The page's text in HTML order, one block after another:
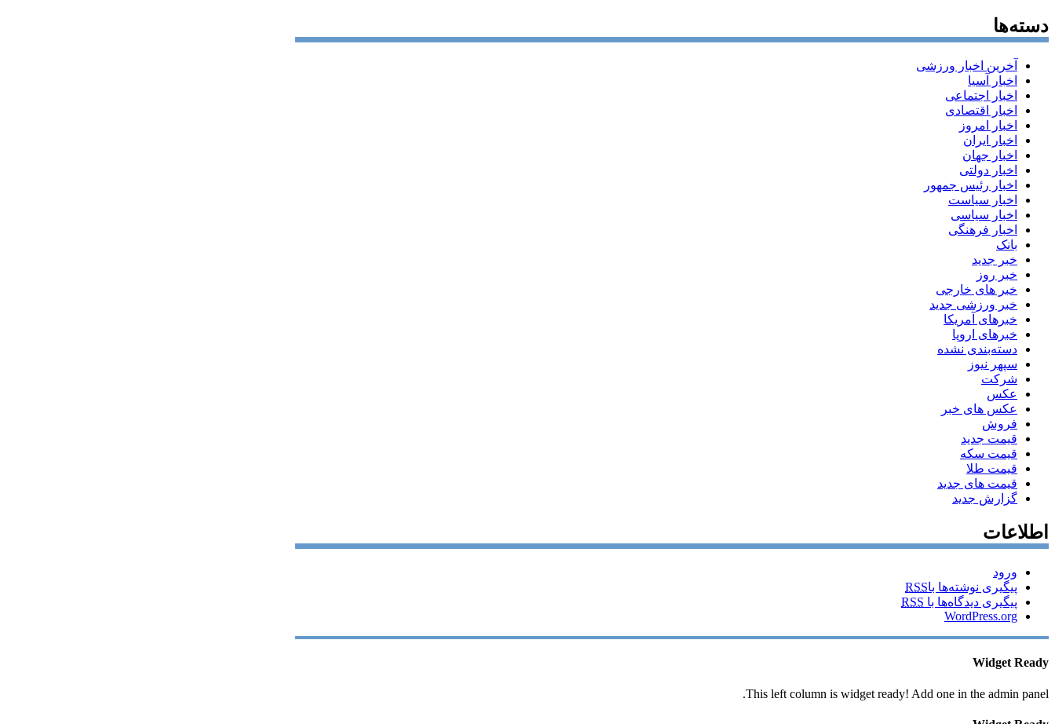
دسته‌ها
آخرین اخبار ورزشی
اخبار آسیا
اخبار اجتماعی
اخبار اقتصادی
اخبار امروز
اخبار ایران
اخبار جهان
اخبار دولتی
اخبار رئیس جمهور
اخبار سیاست
اخبار سیاسی
اخبار فرهنگی
بانک
خبر جدید
خبر روز
خبر های خارجی
خبر ورزشی جدید
خبرهای آمریکا
خبرهای اروپا
دسته‌بندی نشده
سپهر نیوز
شرکت
عکس
عکس های خبر
فروش
قیمت جدید
قیمت سکه
قیمت طلا
قیمت های جدید
گزارش جدید
اطلاعات
ورود
پیگیری نوشته‌ها باRSS
پیگیری دیدگاه‌ها با RSS
WordPress.org
Widget Ready
This left column is widget ready! Add one in the admin panel.